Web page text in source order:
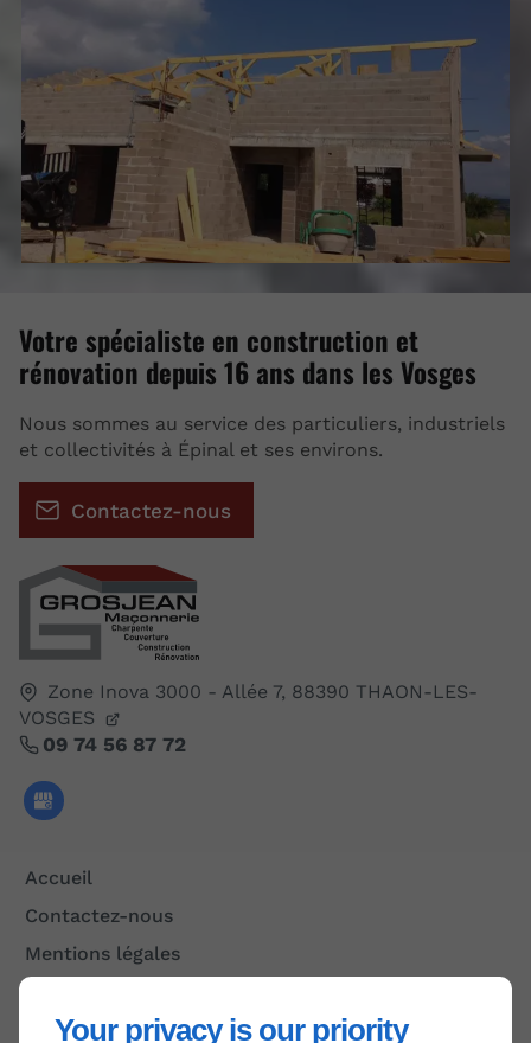
Your privacy is our priority
Zone Inova 3000 - Allée 7, 88390 THAON-LES-
VOSGES
09 74 56 87 72
Accueil
Contactez-nous
Mentions légales
Votre spécialiste en construction et
rénovation depuis 16 ans dans les Vosges
Nous sommes au service des particuliers, industriels
et collectivités à Épinal et ses environs.
Contactez-nous